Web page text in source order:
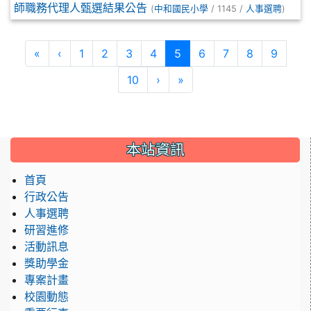
師職務代理人甄選結果公告 (中和國民小學 / 1145 / 人事選聘)
«第一頁
‹上一頁
1 2 3 4 5(目前頁次)
6 7 8
9
10
›下一頁
»最後頁
本站資訊
首頁
行政公告
人事選聘
研習進修
活動訊息
獎助學金
專案計畫
校園動態